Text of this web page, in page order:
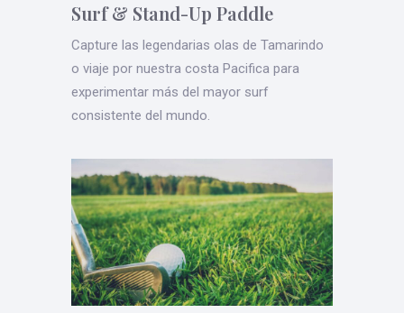
Surf & Stand-Up Paddle
Capture las legendarias olas de Tamarindo
o viaje por nuestra costa Pacifica para
experimentar más del mayor surf
consistente del mundo.